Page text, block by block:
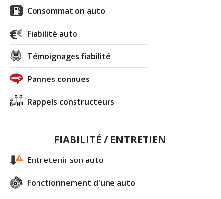
Consommation auto
Fiabilité auto
Témoignages fiabilité
Pannes connues
Rappels constructeurs
FIABILITÉ / ENTRETIEN
Entretenir son auto
Fonctionnement d'une auto